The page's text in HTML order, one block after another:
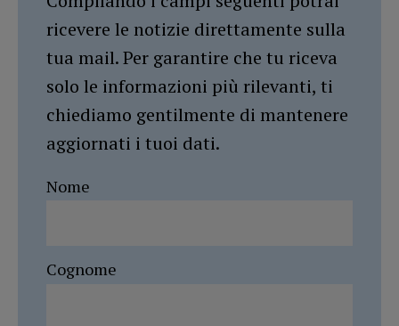
ricevere le notizie direttamente sulla
tua mail. Per garantire che tu riceva
solo le informazioni più rilevanti, ti
chiediamo gentilmente di mantenere
aggiornati i tuoi dati.
Nome
Cognome